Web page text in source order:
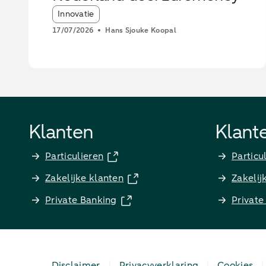
Article tags:
Innovatie
17/07/2026 Hans Sjouke Koopal
Klanten
Particulieren
Zakelijke klanten
Private Banking